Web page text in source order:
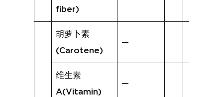
fiber)
胡萝卜素
(Carotene)
—
维生素
A(Vitamin)
—